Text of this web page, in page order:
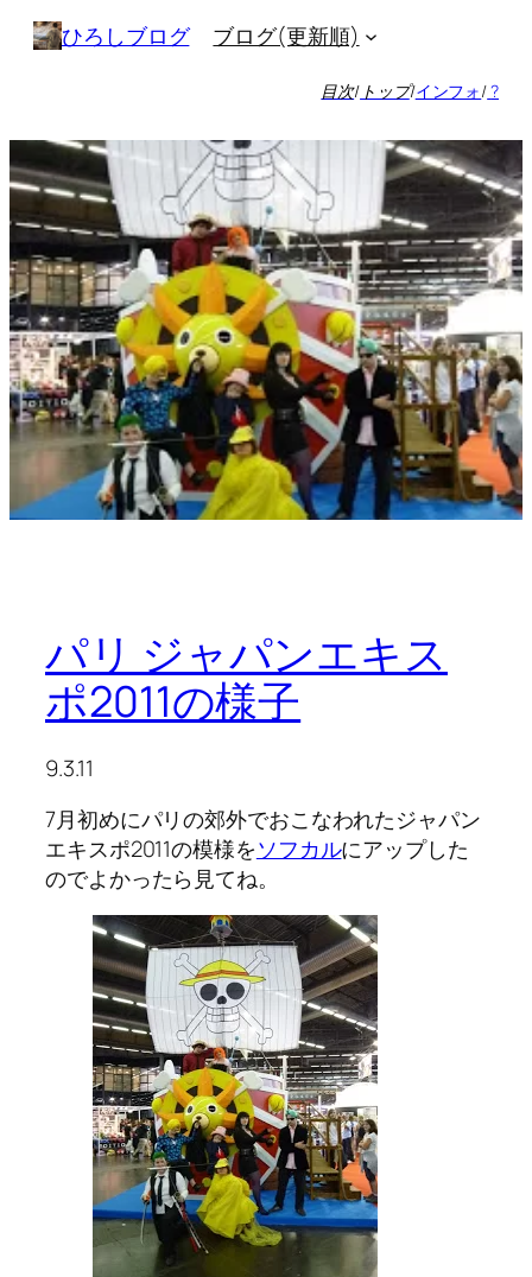
キ
ッ
プ
ひろしブログ ブログ(更新順)
目次/ トップ/インフォ/?
パリ ジャパンエキス
ポ2011の様子
9.3.11
7月初めにパリの郊外でおこなわれたジャパン
エキスポ2011の模様をソフカルにアップした
のでよかったら見てね。